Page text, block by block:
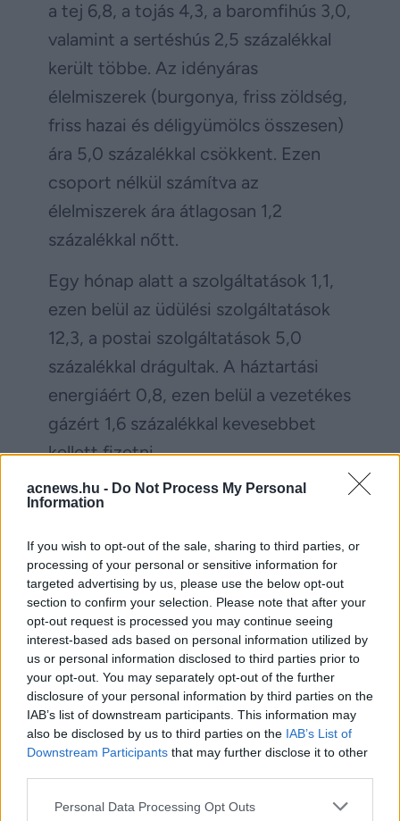
acnews.hu - Do Not Process My Personal
Information
If you wish to opt-out of the sale, sharing to third parties, or
processing of your personal or sensitive information for
targeted advertising by us, please use the below opt-out
section to confirm your selection. Please note that after your
opt-out request is processed you may continue seeing
interest-based ads based on personal information utilized by
us or personal information disclosed to third parties prior to
your opt-out. You may separately opt-out of the further
disclosure of your personal information by third parties on the
IAB’s list of downstream participants. This information may
also be disclosed by us to third parties on the IAB’s List of
Downstream Participants that may further disclose it to other
Please note that this website/app uses one or more Google
Personal Data Processing Opt Outs
a tej 6,8, a tojás 4,3, a baromfihús 3,0,
valamint a sertéshús 2,5 százalékkal
került többe. Az idényáras
élelmiszerek (burgonya, friss zöldség,
friss hazai és déligyümölcs összesen)
ára 5,0 százalékkal csökkent. Ezen
csoport nélkül számítva az
élelmiszerek ára átlagosan 1,2
százalékkal nőtt.
Egy hónap alatt a szolgáltatások 1,1,
ezen belül az üdülési szolgáltatások
12,3, a postai szolgáltatások 5,0
százalékkal drágultak. A háztartási
energiáért 0,8, ezen belül a vezetékes
gázért 1,6 százalékkal kevesebbet
kellett fizetni.
)
Facebook Twitter
Reddit Telegram
Email
Hirdetés